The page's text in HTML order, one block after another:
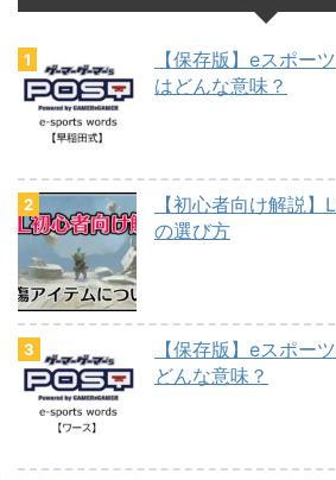
【保存版】eスポー
はどんな意味？
【初心者向け解説】
の選び方
【保存版】eスポー
どんな意味？